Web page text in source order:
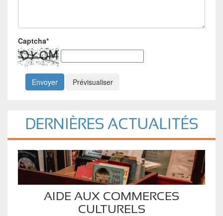
Captcha*
DERNIÈRES ACTUALITÉS
AIDE AUX COMMERCES
CULTURELS